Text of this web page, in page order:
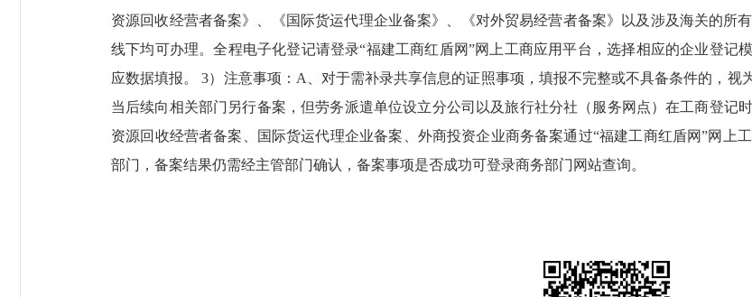
资源回收经营者备案》、《国际货运代理企业备案》、《对外贸易经营者备案》以及涉及海关的所
线下均可办理。全程电子化登记请登录“福建工商红盾网”网上工商应用平台，选择相应的企业登记
应数据填报。 3）注意事项：A、对于需补录共享信息的证照事项，填报不完整或不具备条件的，视
当后续向相关部门另行备案，但劳务派遣单位设立分公司以及旅行社分社（服务网点）在工商登记
资源回收经营者备案、国际货运代理企业备案、外商投资企业商务备案通过“福建工商红盾网”网上
部门，备案结果仍需经主管部门确认，备案事项是否成功可登录商务部门网站查询。